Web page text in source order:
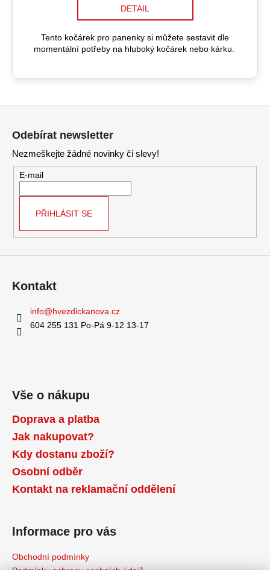
DETAIL
Tento kočárek pro panenky si můžete sestavit dle
momentální potřeby na hluboký kočárek nebo kárku.
Odebírat newsletter
Nezmeškejte žádné novinky či slevy!
E-mail
PŘIHLÁSIT SE
Kontakt
info@hvezdickanova.cz
604 255 131 Po-Pá 9-12 13-17
Vše o nákupu
Doprava a platba
Jak nakupovat?
Kdy dostanu zboží?
Osobní odběr
Kontakt na reklamační oddělení
Informace pro vás
Obchodní podmínky